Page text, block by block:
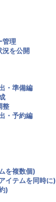
管理
況を公開
・準備編
整
・予約編
を複数個)
イテムを同時に)
)